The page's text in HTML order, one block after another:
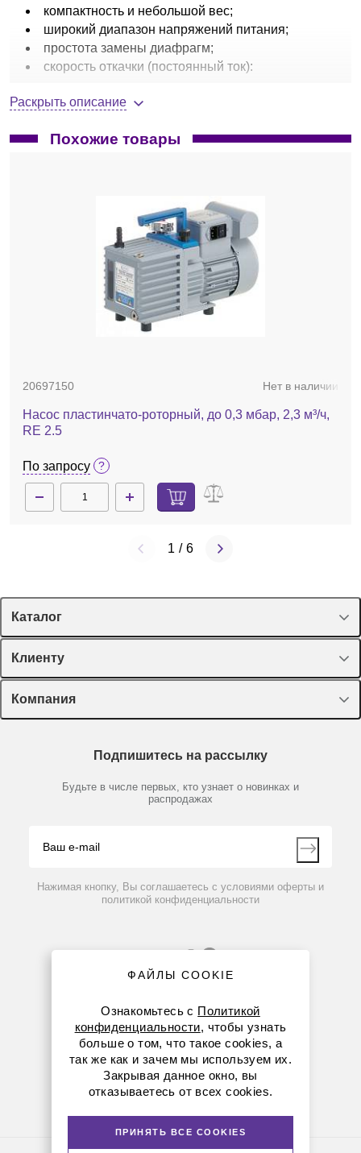
компактность и небольшой вес;
широкий диапазон напряжений питания;
простота замены диафрагм;
скорость откачки (постоянный ток):
для 60 Гц, м³/ч — 1,4;
максимальное давление на входе, бар — 1;
Раскрыть описание
Похожие товары
20697150 Нет в наличии
Насос пластинчато-роторный, до 0,3 мбар, 2,3 м³/ч,
RE 2.5
По запросу
1 / 6
Каталог
Спецпредложения
Оборудование, приборы
Пластик, стекло, принадлежности
Химические реактивы, препараты, наборы
Производители
Клиенту
Лекторий Диаэм
Доставка и оплата
Мобильное приложение
Компания
Партнеры
Контакты
Подпишитесь на рассылку
Будьте в числе первых, кто узнает о новинках и
распродажах
Нажимая кнопку, Вы соглашаетесь с условиями оферты и
политикой конфиденциальности
8 (800) 234-05-08
+7 (923) 303-01-52
ФАЙЛЫ COOKIE
Ознакомьтесь с Политикой
конфиденциальности, чтобы узнать
больше о том, что такое cookies, а
так же как и зачем мы используем их.
Закрывая данное окно, вы
отказываетесь от всех cookies.
ПРИНЯТЬ ВСЕ COOKIES